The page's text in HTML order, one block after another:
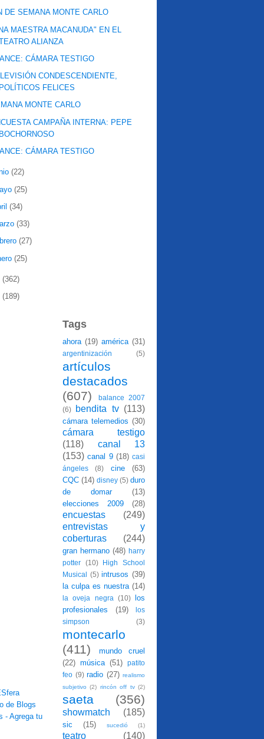
DE SEMANA MONTE CARLO
MAESTRA MACANUDA" EN EL
ALIANZA
CÁMARA TESTIGO
CONDESCENDIENTE,
FELICES
MONTE CARLO
CAMPAÑA INTERNA: PEPE
CÁMARA TESTIGO
(22)
(25)
(34)
(33)
(27)
(25)
(362)
(189)
Tags
ahora (19) américa (31)
argentinización (5)
artículos
destacados
(607)
balance 2007
(6)
bendita tv (113)
cámara telemedios (30)
cámara testigo
(118)
canal 13
(153) canal 9 (18) casi
ángeles
(8) cine
(63)
CQC (14) disney (5) duro
de domar
(13)
elecciones 2009
(28)
encuestas
(249)
entrevistas y
coberturas
(244)
gran hermano (48) harry
potter
(10)
High School
Musical (5) intrusos (39)
la culpa es nuestra (14)
la oveja negra (10) los
profesionales
(19)
los
simpson
(3)
montecarlo
(411)
mundo cruel
(22) música (51)
patito
feo (9) radio (27) realismo
subjetivo (2) rincón off tv (2)
saeta (356)
showmatch (185)
sic (15) sucedió (1)
teatro (140)